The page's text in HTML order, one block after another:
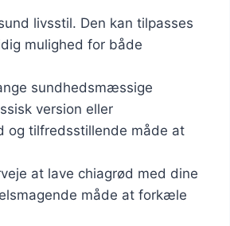
livsstil. Den kan tilpasses
mulighed for både
sundhedsmæssige
version eller
og tilfredsstillende måde at
at lave chiagrød med dine
måde at forkæle